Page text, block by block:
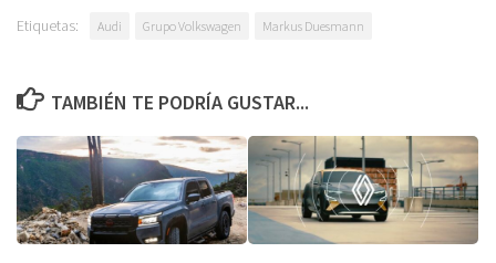
Etiquetas: Audi Grupo Volkswagen Markus Duesmann
TAMBIÉN TE PODRÍA GUSTAR...